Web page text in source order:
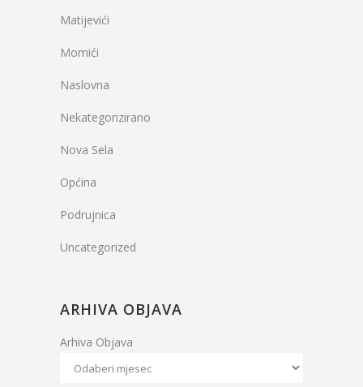
Matijevići
Momići
Naslovna
Nekategorizirano
Nova Sela
Općina
Podrujnica
Uncategorized
ARHIVA OBJAVA
Arhiva Objava